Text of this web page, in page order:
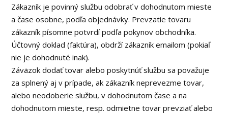
Zákazník je povinný službu odobrať v dohodnutom mieste
a čase osobne, podľa objednávky. Prevzatie tovaru
zákazník písomne potvrdí podľa pokynov obchodníka.
Účtovný doklad (faktúra), obdrží zákazník emailom (pokiaľ
nie je dohodnuté inak).
Záväzok dodať tovar alebo poskytnúť službu sa považuje
za splnený aj v prípade, ak zákazník neprevezme tovar,
alebo neodoberie službu, v dohodnutom čase a na
dohodnutom mieste, resp. odmietne tovar prevziať alebo